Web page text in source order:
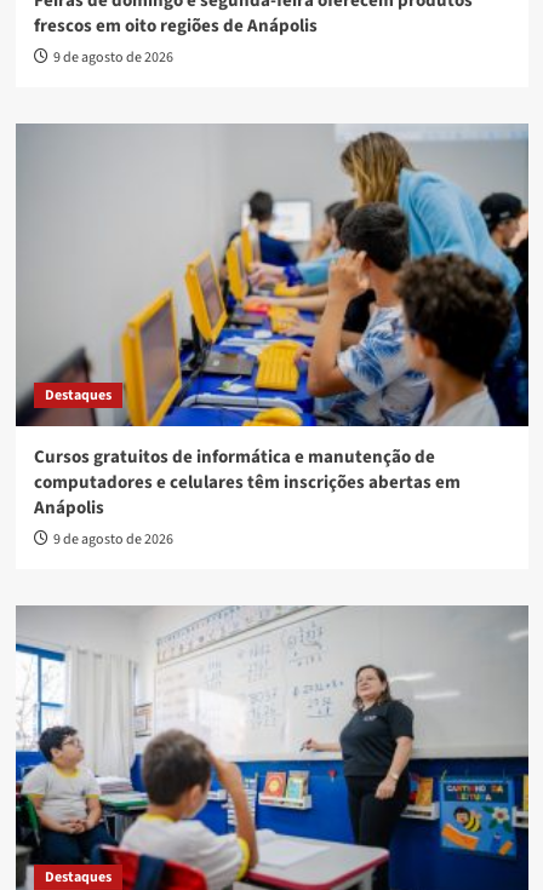
frescos em oito regiões de Anápolis
9 de agosto de 2026
Destaques
Cursos gratuitos de informática e manutenção de
computadores e celulares têm inscrições abertas em
Anápolis
9 de agosto de 2026
Destaques